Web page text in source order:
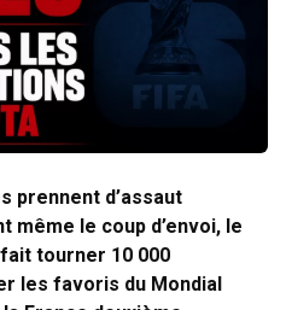
prennent d’assaut
même le coup d’envoi, le
tourner 10 000
les favoris du Mondial